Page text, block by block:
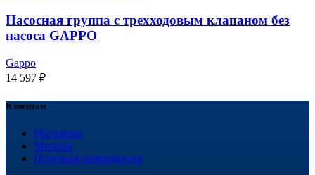
Насосная группа с трехходовым клапаном без
насоса GAPPO
Gappo
14 597 ₽
Клиентам
Магазины
Монтаж
Полезная информация